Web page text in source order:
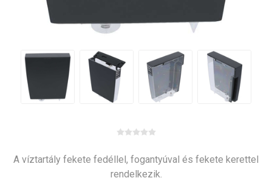
A víztartály fekete fedéllel, fogantyúval és fekete kerettel
rendelkezik.